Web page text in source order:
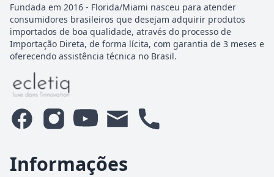
Fundada em 2016 - Florida/Miami nasceu para atender
consumidores brasileiros que desejam adquirir produtos
importados de boa qualidade, através do processo de
Importação Direta, de forma lícita, com garantia de 3 meses e
oferecendo assistência técnica no Brasil.
Informações